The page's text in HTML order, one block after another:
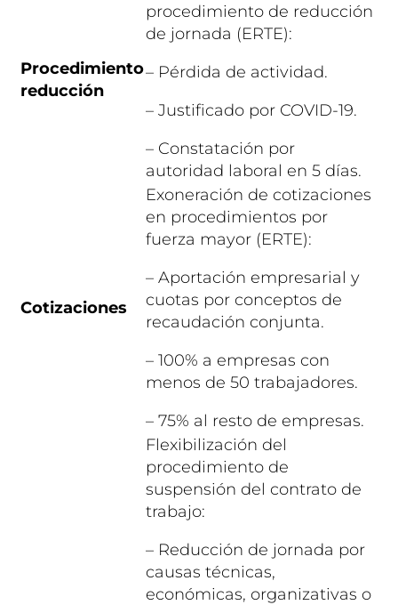
Procedimiento
reducción
procedimiento de reducción
de jornada (ERTE):
– Pérdida de actividad.
– Justificado por COVID-19.
– Constatación por
autoridad laboral en 5 días.
Cotizaciones
Exoneración de cotizaciones
en procedimientos por
fuerza mayor (ERTE):
– Aportación empresarial y
cuotas por conceptos de
recaudación conjunta.
– 100% a empresas con
menos de 50 trabajadores.
– 75% al resto de empresas.
Flexibilización del
procedimiento de
suspensión del contrato de
trabajo:
– Reducción de jornada por
causas técnicas,
económicas, organizativas o